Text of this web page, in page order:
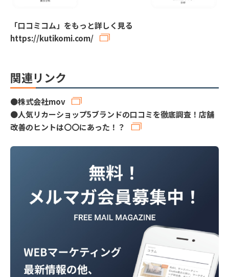
「口コミコム」をもっと詳しく見る
https://kutikomi.com/
関連リンク
●株式会社mov
●人気リカーショップ5ブランドの口コミを徹底調査！店舗
改善のヒントは〇〇にあった！？